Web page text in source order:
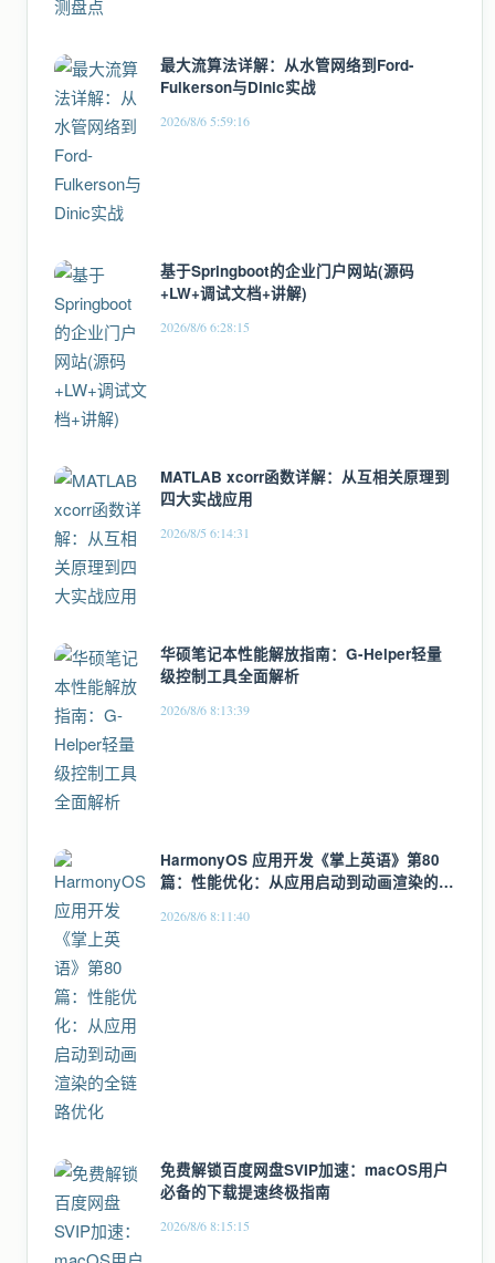
最大流算法详解：从水管网络到Ford-
Fulkerson与Dinic实战
2026/8/6 5:59:16
基于Springboot的企业门户网站(源码
+LW+调试文档+讲解)
2026/8/6 6:28:15
MATLAB xcorr函数详解：从互相关原理到
四大实战应用
2026/8/5 6:14:31
华硕笔记本性能解放指南：G-Helper轻量
级控制工具全面解析
2026/8/6 8:13:39
HarmonyOS 应用开发《掌上英语》第80
篇：性能优化：从应用启动到动画渲染的全
2026/8/6 8:11:40
免费解锁百度网盘SVIP加速：macOS用户
必备的下载提速终极指南
2026/8/6 8:15:15